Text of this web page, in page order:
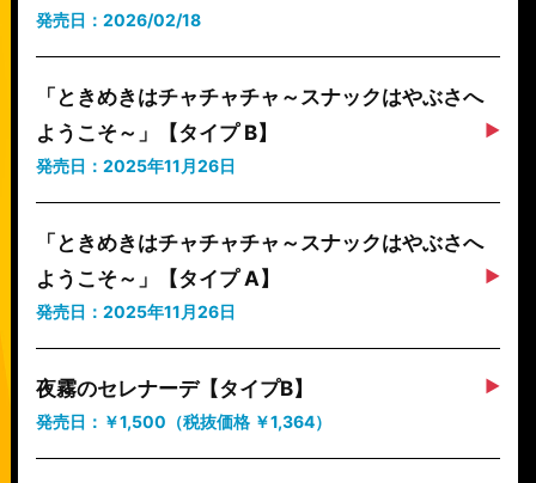
発売日：2026/02/18
「ときめきはチャチャチャ～スナックはやぶさへ
ようこそ～」【タイプ B】
発売日：2025年11月26日
「ときめきはチャチャチャ～スナックはやぶさへ
ようこそ～」【タイプ A】
発売日：2025年11月26日
夜霧のセレナーデ【タイプB】
発売日：￥1,500（税抜価格 ￥1,364）